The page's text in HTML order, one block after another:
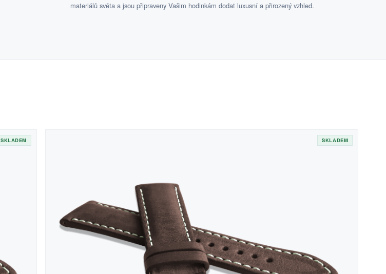
materiálů světa a jsou připraveny Vašim hodinkám dodat luxusní a přirozený vzhled.
SKLADEM SKLADEM